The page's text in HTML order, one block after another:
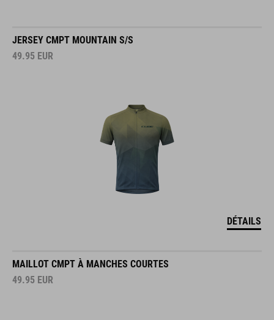
JERSEY CMPT MOUNTAIN S/S
49.95 EUR
DÉTAILS
MAILLOT CMPT À MANCHES COURTES
49.95 EUR